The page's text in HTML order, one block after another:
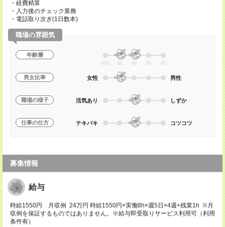
・経費精算
・入力後のチェック業務
・電話取り次ぎ(1日数本)
職場の雰囲気
年齢層
20代 30 40 50 60
男女比率 女性 男性
職場の様子 活気あり しずか
仕事の仕方 テキパキ コツコツ
募集情報
給与
時給1550円 月収例 24万円 時給1550円×実働8h×週5日×4週+残業1h ※月
収例を保証するものではありません。※給与即受取りサービス利用可（利用
条件有）